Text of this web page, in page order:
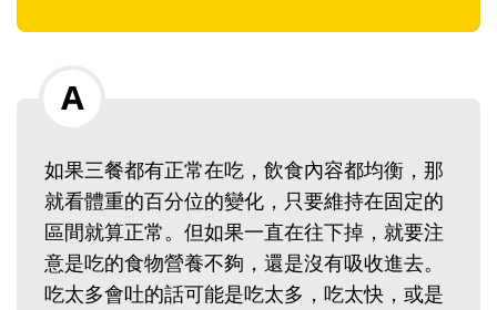
如果三餐都有正常在吃，飲食內容都均衡，那
就看體重的百分位的變化，只要維持在固定的
區間就算正常。但如果一直在往下掉，就要注
意是吃的食物營養不夠，還是沒有吸收進去。
吃太多會吐的話可能是吃太多，吃太快，或是